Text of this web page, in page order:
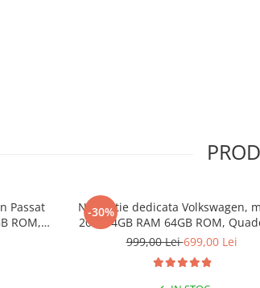
Passat
ROM,
QLED
-30%
Navigatie dedicata Volkswagen,
2023, 4GB RAM 64GB ROM,
Android 14, Display QLED 7",
AHD
999,00 Lei699,00 Lei